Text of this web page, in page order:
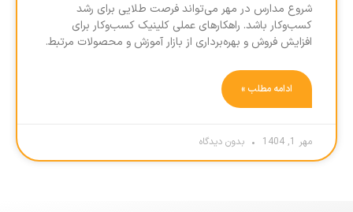
شروع مدارس در مهر می‌تواند فرصت طلایی برای رشد
کسب‌وکار باشد. راهکارهای عملی کلینیک کسب‌وکار برای
افزایش فروش و بهره‌برداری از بازار آموزش و محصولات مرتبط.
ادامه مطلب »
مهر 1, 1404 بدون دیدگاه